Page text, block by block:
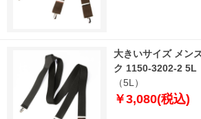
大きいサイズ メン
ク 1150-3202-2 5L
（5L）
￥3,080(税込)